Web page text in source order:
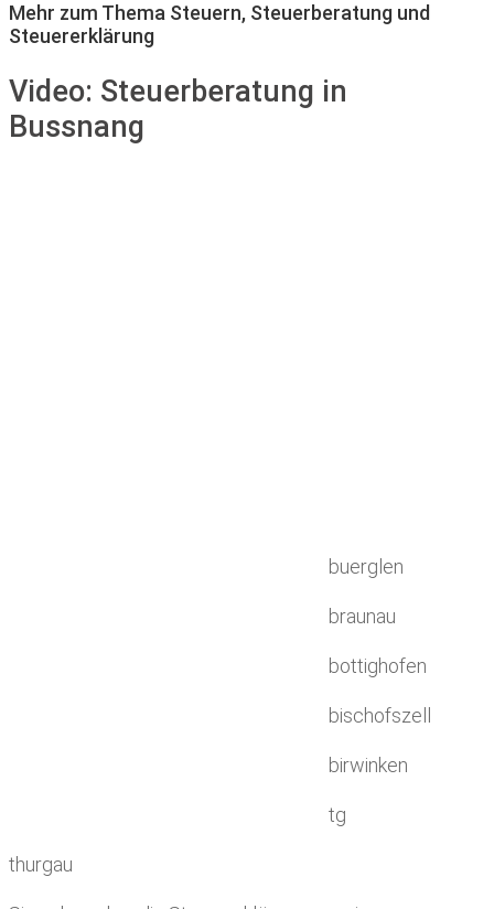
Mehr zum Thema Steuern, Steuerberatung und
Steuererklärung
Video: Steuerberatung in
Bussnang
buerglen
braunau
bottighofen
bischofszell
birwinken
tg
thurgau